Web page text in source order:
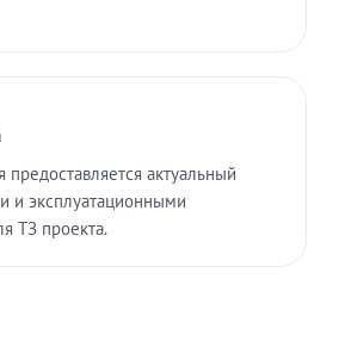
актуальный
и эксплуатационными
ТЗ проекта.